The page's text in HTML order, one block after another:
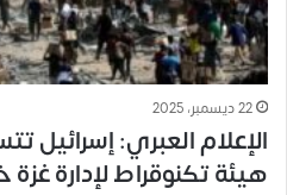
22 ديسمبر، 2025
الإعلام العبري: إسرائيل
هيئة تكنوقراط لإدارة غزة